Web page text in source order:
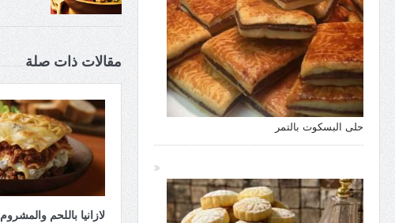
مقالات ذات صلة
لازانيا باللحم والمشروم
حلى البسكوت بالتمر